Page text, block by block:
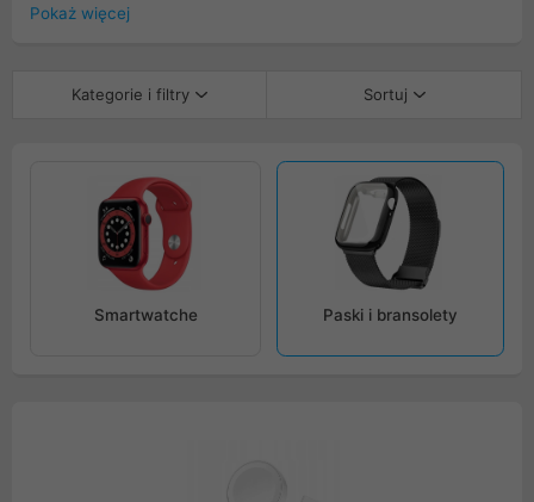
quick-release, adaptery do Apple Watch, powłoki PVD, wersje
Pokaż więcej
Kategorie i filtry Sortuj
Smartwatche Paski i bransolety